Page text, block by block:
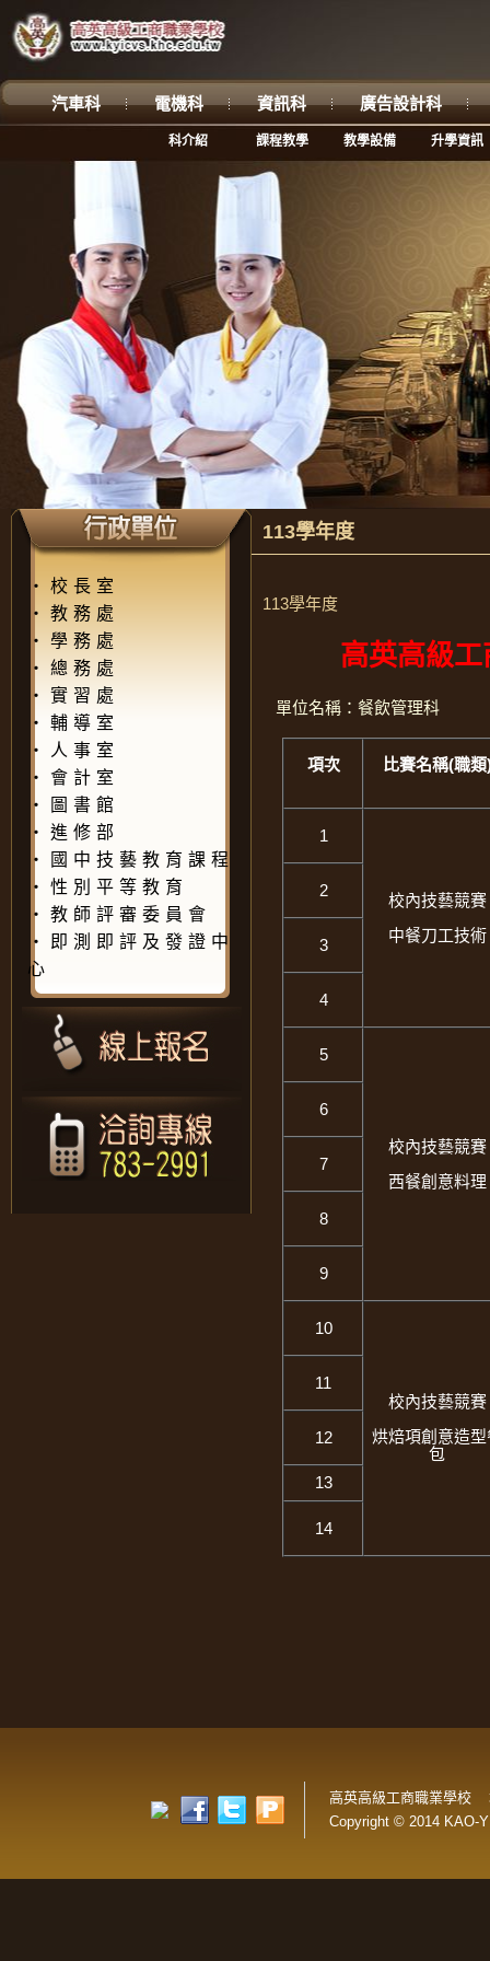
汽車科 電機科 資訊科 廣告設計科
科介紹 課程教學 教學設備 升學資訊
‧ 校長室
‧ 教務處
‧ 學務處
‧ 總務處
‧ 實習處
‧ 輔導室
‧
人事室
‧ 會計室
‧
圖書館
‧ 進修部
‧
國中技藝教育課程
‧ 性別平等教育
‧ 教師評審委員會
‧
即測即評及發證中
心
113學年度
113學年度
高英高級
單位名稱：餐飲管理科
項次 比賽名稱(職類
1
校內技藝競賽
中餐刀工技術
2
3
4
5
校內技藝競賽
西餐創意料理
6
7
8
9
10
校內技藝競賽
烘焙項創意造型
包
11
12
13
14
高英高級工商職業學校
Copyright © 2014 KAO-